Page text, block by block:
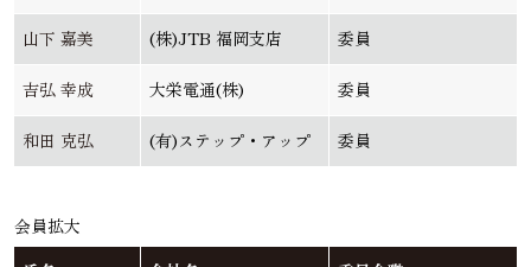
山下 嘉美 (株)JTB 福岡支店 委員
吉弘 幸成 大栄電通(株) 委員
和田 克弘 (有)ステップ・アップ 委員
会員拡大